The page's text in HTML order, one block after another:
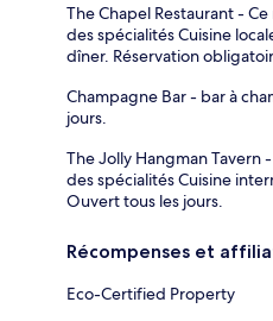
The Chapel Restaurant -
des spécialités Cuisine
dîner. Réservation
Champagne Bar - bar à
jours.
The Jolly Hangman Tavern
des spécialités Cuisine
Ouvert tous les jours.
Récompenses et
Eco-Certified Property